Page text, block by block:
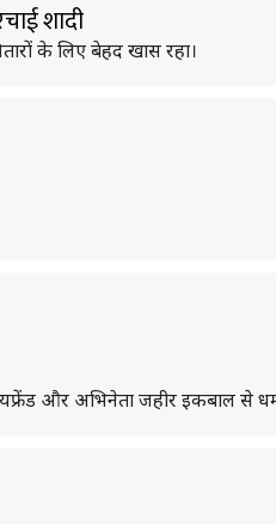
शादी
के लिए बेहद खास रहा।
और अभिनेता जहीर इकबाल से धर्म